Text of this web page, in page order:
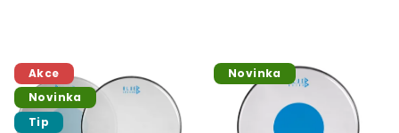
Akce
Novinka
Tip
Novinka